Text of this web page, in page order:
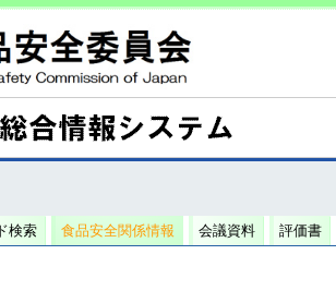
検索 食品安全関係情報 会議資料 評価書